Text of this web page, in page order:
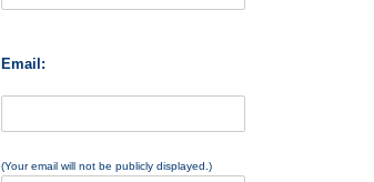
Email:
(Your email will not be publicly displayed.)